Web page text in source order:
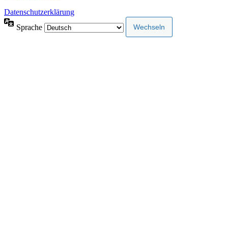
Datenschutzerklärung
Sprache